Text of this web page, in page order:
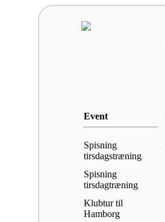
Event
Spisning
tirsdagstræning
Spisning
tirsdagtræning
Klubtur til
Hamborg